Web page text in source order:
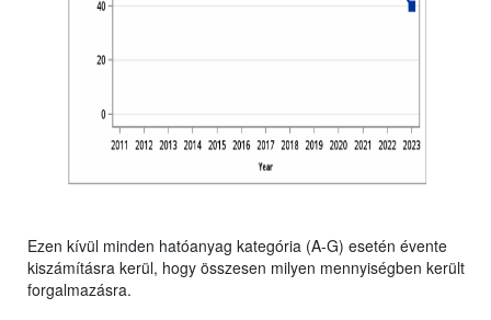
Ezen kívül minden hatóanyag kategória (A-G) esetén évente
kiszámításra kerül, hogy összesen milyen mennyiségben került
forgalmazásra.